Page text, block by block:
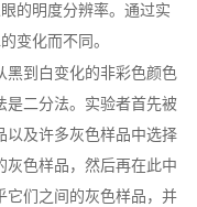
的明度分辨率。通过实
变化而不同。
黑到白变化的非彩色颜色
是二分法。实验者首先被
以及许多灰色样品中选择
灰色样品，然后再在此中
它们之间的灰色样品，并